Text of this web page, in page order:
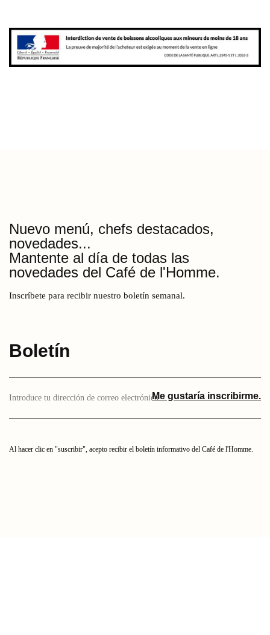
Nuevo menú, chefs destacados,
novedades...
Mantente al día de todas las
novedades del Café de l'Homme.
Inscríbete para recibir nuestro boletín semanal.
Boletín
aquí
correo
Al hacer clic en "suscribir", acepto recibir el boletín informativo del Café de l'Homme.
Me gustaría inscribirme.